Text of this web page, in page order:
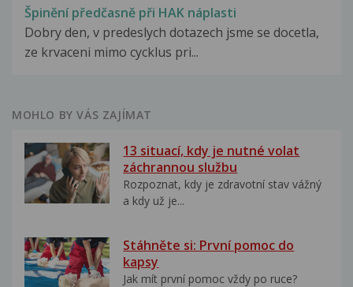
Špinění předčasně při HAK náplasti
Dobry den, v predeslych dotazech jsme se docetla,
ze krvaceni mimo cycklus pri...
MOHLO BY VÁS ZAJÍMAT
13 situací, kdy je nutné volat
záchrannou službu
Rozpoznat, kdy je zdravotní stav vážný
a kdy už je...
Stáhněte si: První pomoc do
kapsy
Jak mít první pomoc vždy po ruce?